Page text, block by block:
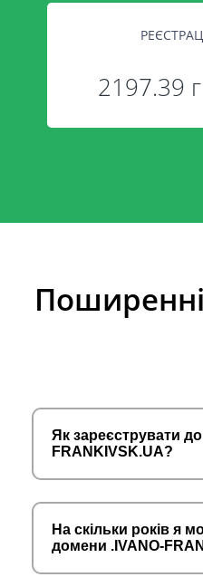
2197.39
Як зареєструвати
FRANKIVSK.UA?
На скільки років я
домени .IVANO-